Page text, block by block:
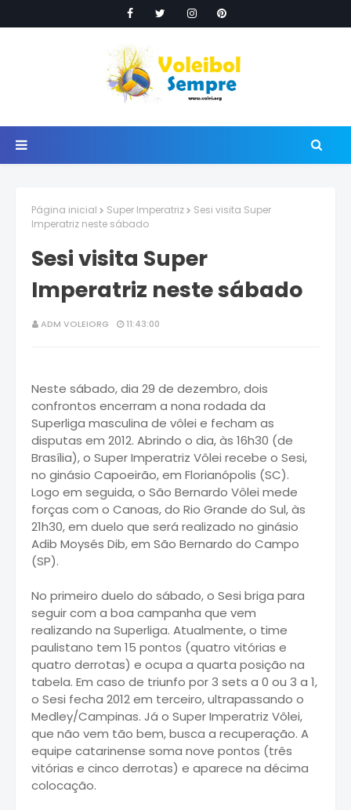
Página inicial Super Imperatriz
Sesi visita Super
Imperatriz neste sábado
Sesi visita Super
Imperatriz neste sábado
ADM VOLEIORG 11:43:00
Neste sábado, dia 29 de dezembro, dois
confrontos encerram a nona rodada da
Superliga masculina de vôlei e fecham as
disputas em 2012. Abrindo o dia, às 16h30 (de
Brasília), o Super Imperatriz Vôlei recebe o Sesi,
no ginásio Capoeirão, em Florianópolis (SC).
Logo em seguida, o São Bernardo Vôlei mede
forças com o Canoas, do Rio Grande do Sul, às
21h30, em duelo que será realizado no ginásio
Adib Moysés Dib, em São Bernardo do Campo
(SP).
No primeiro duelo do sábado, o Sesi briga para
seguir com a boa campanha que vem
realizando na Superliga. Atualmente, o time
paulistano tem 15 pontos (quatro vitórias e
quatro derrotas) e ocupa a quarta posição na
tabela. Em caso de triunfo por 3 sets a 0 ou 3 a 1,
o Sesi fecha 2012 em terceiro, ultrapassando o
Medley/Campinas. Já o Super Imperatriz Vôlei,
que não vem tão bem, busca a recuperação. A
equipe catarinense soma nove pontos (três
vitórias e cinco derrotas) e aparece na décima
colocação.